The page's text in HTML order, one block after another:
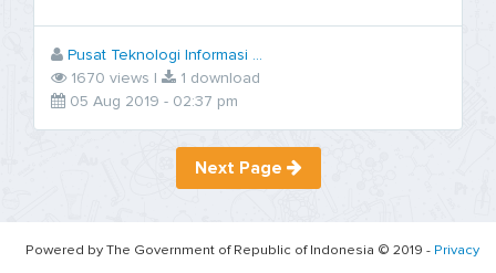
Pusat Teknologi Informasi ...
1670 views |
1 download
05 Aug 2019 - 02:37 pm
Next Page
Powered by The Government of Republic of Indonesia © 2019 - Privacy